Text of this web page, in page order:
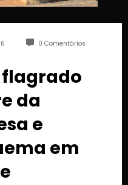
0 Comentários
flagrado
da
e
em